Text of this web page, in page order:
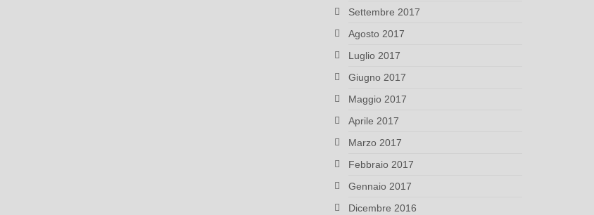
Settembre 2017
Agosto 2017
Luglio 2017
Giugno 2017
Maggio 2017
Aprile 2017
Marzo 2017
Febbraio 2017
Gennaio 2017
Dicembre 2016